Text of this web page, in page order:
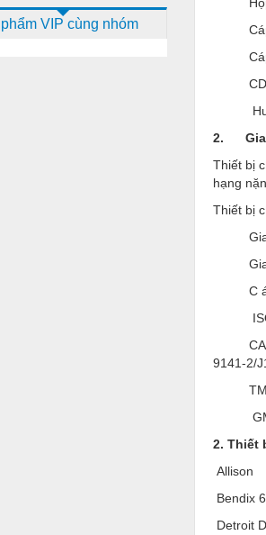
Thi côngVIP cùng nhóm
Cáp
Cáp
CD
2. Giao
Thiết bị
hạng
Thiết bị
Giao
Giao
C ác
CAN:
9141-2/
TMC
2. Thiết
Allison
Bendix
Detroit